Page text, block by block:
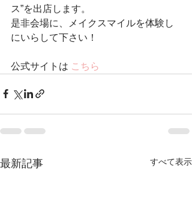
ス”を出店します。
是非会場に、メイクスマイルを体験し
にいらして下さい！
公式サイトは こちら
最新記事 すべて表示